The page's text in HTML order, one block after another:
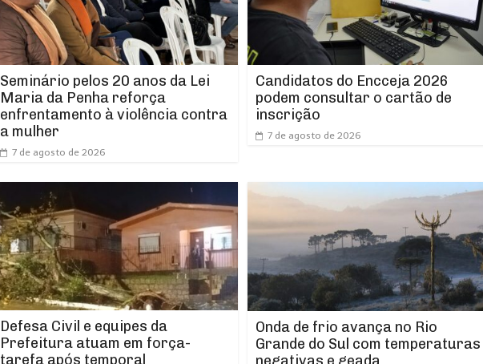
Seminário pelos 20 anos da Lei
Maria da Penha reforça
enfrentamento à violência contra
a mulher
7 de agosto de 2026
Candidatos do Encceja 2026
podem consultar o cartão de
inscrição
7 de agosto de 2026
Defesa Civil e equipes da
Prefeitura atuam em força-
tarefa após temporal
Onda de frio avança no Rio
Grande do Sul com temperaturas